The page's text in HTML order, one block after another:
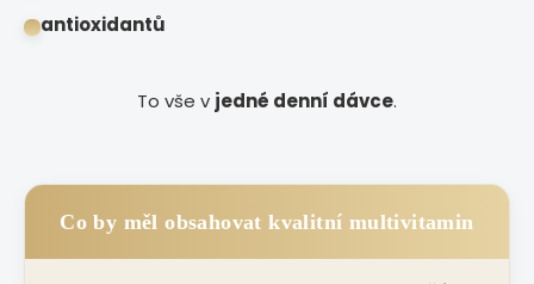
antioxidantů
To vše v jedné denní dávce.
Co by měl obsahovat kvalitní multivitamin